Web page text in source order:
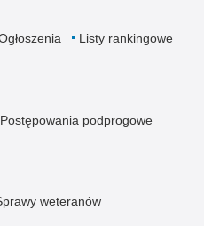
Listy rankingowe
Postępowania podprogowe
weteranów